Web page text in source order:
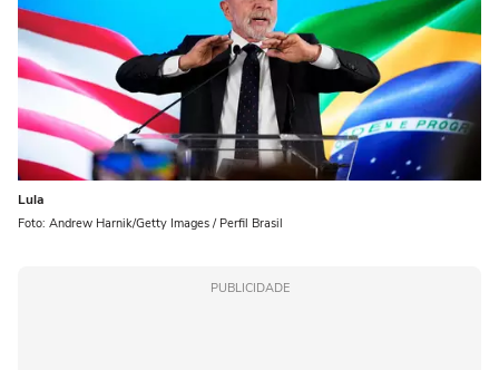
Lula
Foto: Andrew Harnik/Getty Images / Perfil Brasil
PUBLICIDADE